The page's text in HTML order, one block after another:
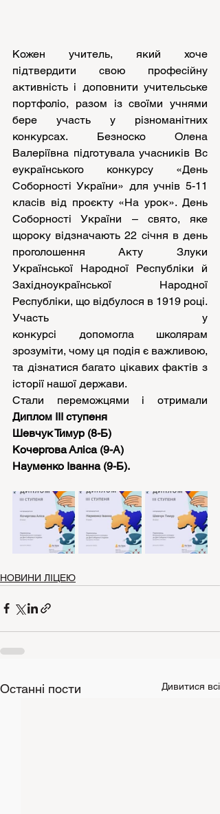
Кожен учитель, який хоче
підтвердити свою професійну
активність і доповнити учительське
портфоліо, разом із своїми учнями
бере участь у різноманітних
конкурсах. Безноско Олена
Валеріївна підготувала учасників Вс
еукраїнського конкурсу «День
Соборності України» для учнів 5-11
класів від проєкту «На урок». День
Соборності України – свято, яке
щороку відзначають 22 січня в день
проголошення Акту Злуки
Української Народної Республіки й
Західноукраїнської Народної
Республіки, що відбулося в 1919 році.
Участь у
конкурсі допомогла школярам
зрозуміти, чому ця подія є важливою,
та дізнатися багато цікавих фактів з
історії нашої держави.
Диплом ІІІ ступеня
Шевчук Тимур (8-Б)
Кочергова Аліса (9-А)
Науменко Іванна (9-Б).
НОВИНИ ЛІЦЕЮ
Останні пости Дивитися всі